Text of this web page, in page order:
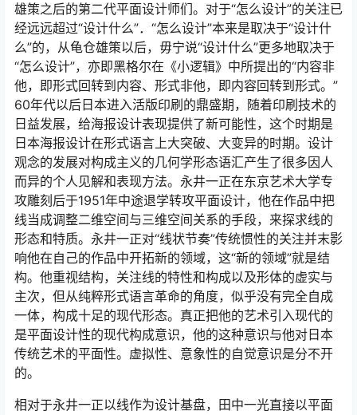
雄策之后的第二代平面设计师们。对于“怎么设计”的关注已
经远远超过“设计什么”．“怎么设计”本来是取决于“设计什
么”的，从龟仓雄策以后，毋宁说“设计什么”更多地取决于
“怎么设计”，亦即黑格尔在《小逻辑》中所提出的“内容非
他，即形式回转到内容、形式非他，即内容回转到形式。”
60年代以后日本进入活版印刷的鼎盛期，随着印刷技术的
日益发展，给海报设计表现提供了新可能性，这个时期是
日本海报设计在形式语言上大突破、大变异的时期。设计
观念的发展对构成主义的几何学形态语汇产生了很多因人
而异的个人见解和表现方法。永井一正在东京艺术大学专
攻雕刻后于1951年中途退学转攻平面设计，他在作品中把
线当成调整二维空间与三维空间关系的手段，来探求线的
形态和特质。永井一正对“线状节奏”传统惯性的关注并末影
响他在自己的作品中开拓新的领域，这“新的领域”就是结
构。他重视结构，关注线的特性和构成以及形体的虚实与
主次，但从纯粹形式语言革命的角度，似乎没有完全自成
一体，构成十足的现代形态。真正把他的艺术引入现代的
是平面设计性的现代构成意识，他的这种意识与他对日本
传统艺术的平面性。虚拟性、意象性的自觉意识是分不开
的。
相对于永井一正以线作为设计基盘，田中一光直接以平面